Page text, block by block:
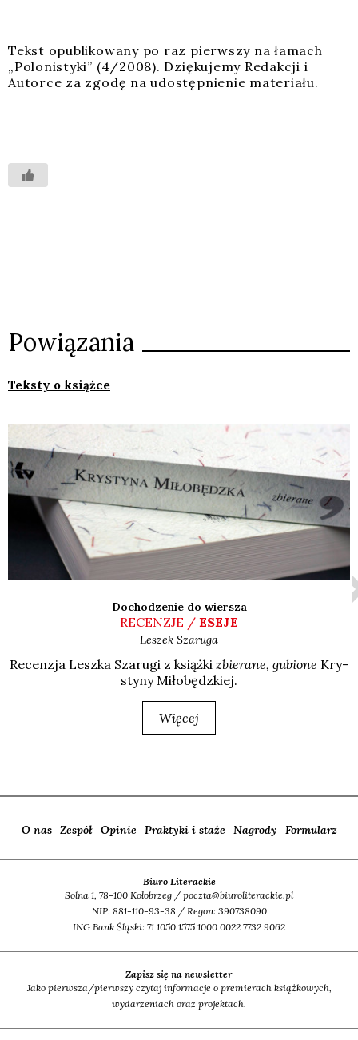
Tekst opu­bli­ko­wa­ny po raz pierw­szy na łamach
„Polo­ni­sty­ki” (4/2008). Dzię­ku­je­my Redak­cji i
Autor­ce za zgo­dę na udo­stęp­nie­nie mate­ria­łu.
Powiązania
Teksty o książce
Dochodzenie do wiersza
RECENZJE / ESEJE
Leszek Szaruga
Recen­zja Lesz­ka Sza­ru­gi z książ­ki zbie­ra­ne, gubio­ne Kry­
sty­ny Miło­będz­kiej.
Więcej
O nas Zespół Opinie Praktyki i staże Nagrody Formularz
Biuro Literackie
Solna 1, 78-100 Kołobrzeg / poczta@biuroliterackie.pl
NIP: 881-110-93-38 / Regon: 390738090
ING Bank Śląski: 71 1050 1575 1000 0022 7732 9062
Zapisz się na newsletter
Jako pierwsza/pierwszy czytaj informacje o premierach książkowych,
wydarzeniach oraz projektach.